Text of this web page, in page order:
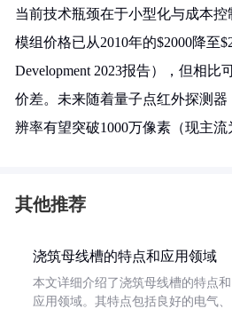
当前技术瓶颈在于小型化与成本
模组价格已从2010年的$2000降至
Development 2023报告），但相比
价差。未来随着量子点红外探测
辨率有望突破1000万像素（现主流
其他推荐
浇筑母线槽的特点和应用领域
本文详细介绍了浇筑母线槽的特点和
应用领域。其特点包括良好的电气、